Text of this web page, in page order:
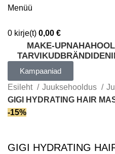
Menüü
0 kirje(t) 0,00 €
MAKE-UP
TARVIKUDBRÄNDID
Kampaaniad
Esileht
Juuksehooldus
GIGI HYDRATING HAIR
-15%
GIGI HYDRATING